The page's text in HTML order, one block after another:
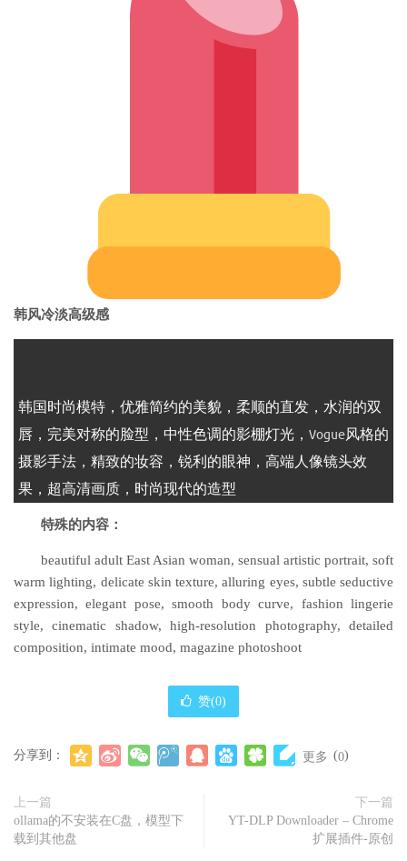
韩风冷淡高级感
韩国时尚模特，优雅简约的美貌，柔顺的直发，水润的双
唇，完美对称的脸型，中性色调的影棚灯光， Vogue风格的
摄影手法，精致的妆容，锐利的眼神，高端人像镜头效
果，超高清画质，时尚现代的造型
特殊的内容：
beautiful adult East Asian woman, sensual artistic portrait, soft
warm lighting, delicate skin texture, alluring eyes, subtle seductive
expression, elegant pose, smooth body curve, fashion lingerie
style, cinematic shadow, high-resolution photography, detailed
composition, intimate mood, magazine photoshoot
赞(0)
分享到： 更多 (0)
上一篇
ollama的不安装在C盘，模型下
载到其他盘
下一篇
YT-DLP Downloader – Chrome
扩展插件-原创